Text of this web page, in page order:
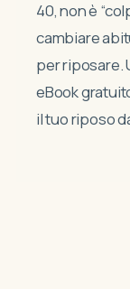
40, non è
cambiare
per riposare.
eBook
il tuo riposo